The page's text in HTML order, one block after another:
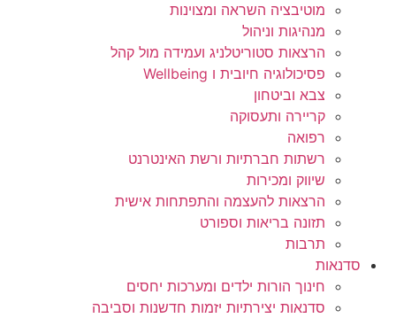
מוטיבציה השראה ומצוינות
מנהיגות וניהול
הרצאות סטוריטלניג ועמידה מול קהל
פסיכולוגיה חיובית ו Wellbeing
צבא וביטחון
קריירה ותעסוקה
רפואה
רשתות חברתיות ורשת האינטרנט
שיווק ומכירות
הרצאות להעצמה והתפתחות אישית
תזונה בריאות וספורט
תרבות
סדנאות
חינוך הורות ילדים ומערכות יחסים
סדנאות יצירתיות יזמות חדשנות וסביבה